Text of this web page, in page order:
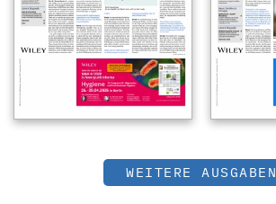
WEITERE AUSGABEN